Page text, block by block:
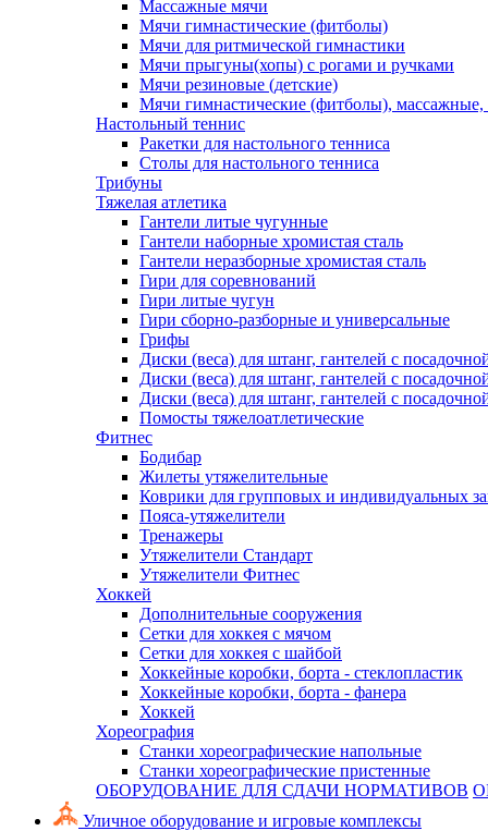
Массажные мячи
Мячи гимнастические (фитболы)
Мячи для ритмической гимнастики
Мячи прыгуны(хопы) с рогами и ручками
Мячи резиновые (детские)
Мячи гимнастические (фитболы),
Настольный теннис
Ракетки для настольного тенниса
Столы для настольного тенниса
Трибуны
Тяжелая атлетика
Гантели литые чугунные
Гантели наборные хромистая сталь
Гантели неразборные хромистая сталь
Гири для соревнований
Гири литые чугун
Гири сборно-разборные и универсальные
Грифы
Диски (веса) для штанг, гантелей с
Диски (веса) для штанг, гантелей с
Диски (веса) для штанг, гантелей с
Помосты тяжелоатлетические
Фитнес
Бодибар
Жилеты утяжелительные
Коврики для групповых и индивидуальных
Пояса-утяжелители
Тренажеры
Утяжелители Стандарт
Утяжелители Фитнес
Хоккей
Дополнительные сооружения
Сетки для хоккея с мячом
Сетки для хоккея с шайбой
Хоккейные коробки, борта - стеклопластик
Хоккейные коробки, борта - фанера
Хоккей
Хореография
Станки хореографические напольные
Станки хореографические пристенные
ОБОРУДОВАНИЕ ДЛЯ СДАЧИ НОРМАТИВОВ
Уличное оборудование и игровые комплексы